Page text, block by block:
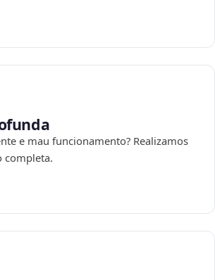
e mau funcionamento? Realizamos
completa.